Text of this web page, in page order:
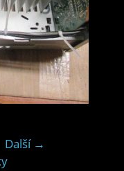
Další →